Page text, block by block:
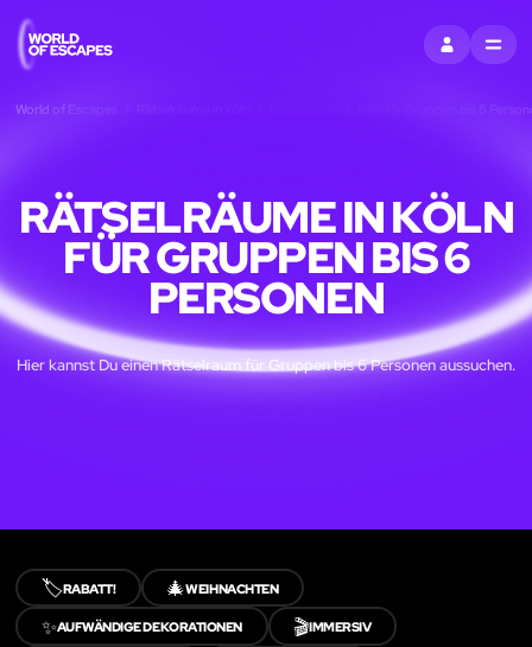
EINTRAGEN
MENU
World of Escapes Rätselräume in Köln für Gruppen bis 6
RÄTSELRÄUME IN KÖLN
FÜR GRUPPEN BIS 6
PERSONEN
Hier kannst Du einen Rätselraum für Gruppen bis 6 Personen aussuchen.
🏷️RABATT! 🎄WEIHNACHTEN
✨AUFWÄNDIGE DEKORATIONEN 🎬IMMERSIV